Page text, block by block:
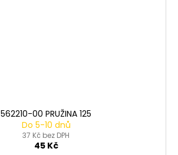
562210-00 PRUŽINA 125
Do 5-10 dnů
37 Kč bez DPH
45 Kč